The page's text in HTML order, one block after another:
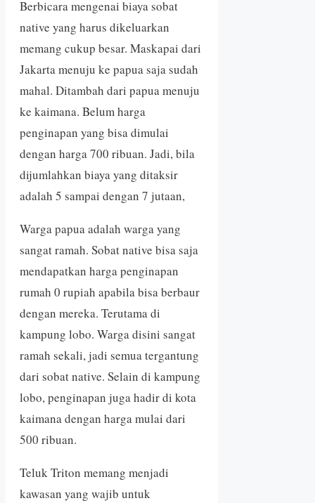
Berbicara mengenai biaya sobat
native yang harus dikeluarkan
memang cukup besar. Maskapai dari
Jakarta menuju ke papua saja sudah
mahal. Ditambah dari papua menuju
ke kaimana. Belum harga
penginapan yang bisa dimulai
dengan harga 700 ribuan. Jadi, bila
dijumlahkan biaya yang ditaksir
adalah 5 sampai dengan 7 jutaan,
Warga papua adalah warga yang
sangat ramah. Sobat native bisa saja
mendapatkan harga penginapan
rumah 0 rupiah apabila bisa berbaur
dengan mereka. Terutama di
kampung lobo. Warga disini sangat
ramah sekali, jadi semua tergantung
dari sobat native. Selain di kampung
lobo, penginapan juga hadir di kota
kaimana dengan harga mulai dari
500 ribuan.
Teluk Triton memang menjadi
kawasan yang wajib untuk